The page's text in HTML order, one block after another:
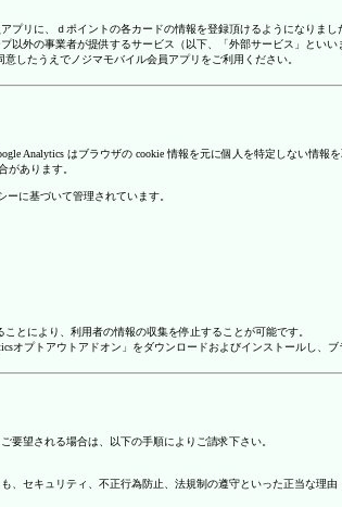
リに、ｄポイントの各カードの情報を登録頂けるようになり
外の事業者が提供するサービス（以下、「外部サービス」とい
したうえでノジマモバイル会員アプリをご利用ください。
Analytics はブラウザの cookie 情報を元に個人を特定しない
があります。
ーに基づいて管理されています。
とにより、利用者の情報の収集を停止することが可能です。
オプトアウトアドオン」をダウンロードおよびインストールし、
要望される場合は、以下の手順によりご請求下さい。
セキュリティ、不正行為防止、法規制の遵守といった正当な